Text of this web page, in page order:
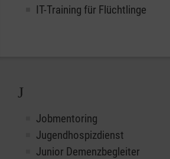
IT-Training für Flüchtlinge
J
Jobmentoring
Jugendhospizdienst
Junior Demenzbegleiter